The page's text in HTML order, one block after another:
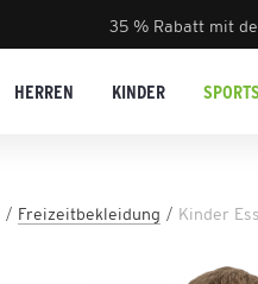
35 % Rabatt mit
HERREN KINDER SPORTS
Freizeitbekleidung Kinder